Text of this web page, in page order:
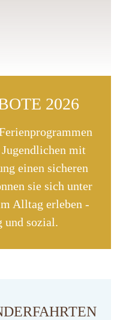
2026
mit
einen sicheren
sie sich unter
Alltag erleben -
und sozial.